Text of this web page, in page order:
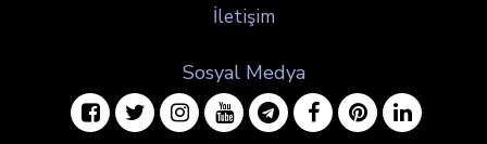
İletişim
Sosyal Medya
facebook
twitterinstagram
youtubetelegramfacebookpinterestlinkedin